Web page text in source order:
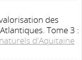
des
Tome 3 :
d'Aquitaine